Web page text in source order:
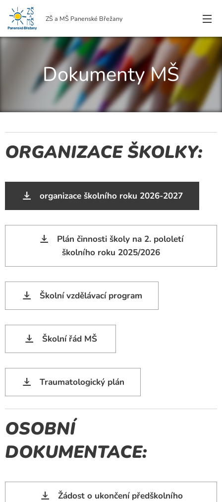
ZŠ a MŠ Panenské Břežany
Dokumenty MŠ
ORGANIZACE ŠKOLKY:
organizace školního roku 2026-2027
Plán činnosti školy na 2. pololetí
školního roku 2025/2026
Školní vzdělávací program
Školní řád MŠ
Traumatologický plán
OSOBNÍ
DOKUMENTACE:
Žádost o ukončení předškolního